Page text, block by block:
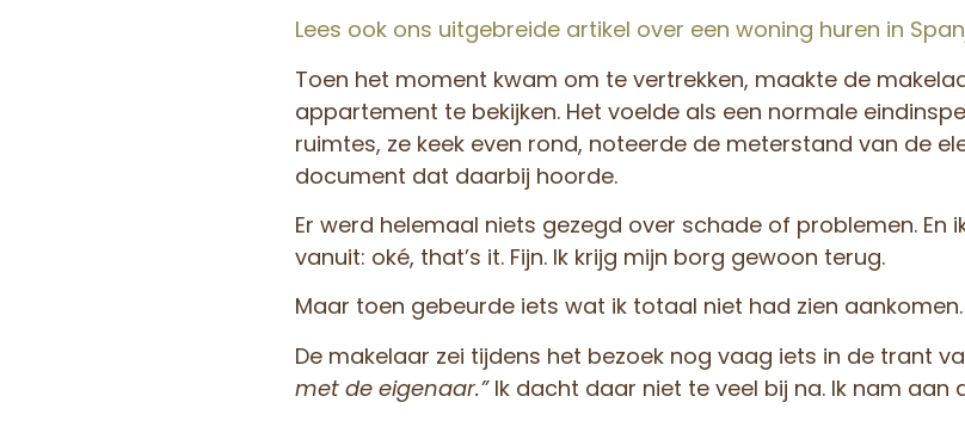
Lees ook ons uitgebreide artikel over een woning huren in
Toen het moment kwam om te vertrekken, maakte de
appartement te bekijken. Het voelde als een normale
ruimtes, ze keek even rond, noteerde de meterstand van de
document dat daarbij hoorde.
Er werd helemaal niets gezegd over schade of problemen. En
vanuit: oké, that’s it. Fijn. Ik krijg mijn borg gewoon terug.
Maar toen gebeurde iets wat ik totaal niet had zien aankomen.
De makelaar zei tijdens het bezoek nog vaag iets in de trant
met de eigenaar.”Ik dacht daar niet te veel bij na. Ik nam aan